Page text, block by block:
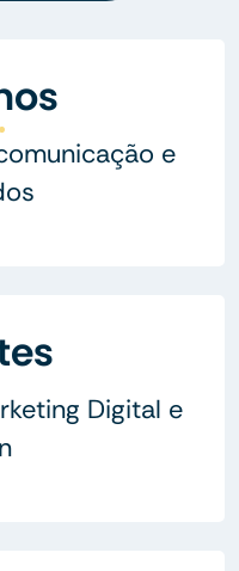
e
Digital e